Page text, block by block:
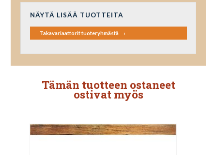
NÄYTÄ LISÄÄ TUOTTEITA
Takavariaattorit tuoteryhmästä
Tämän tuotteen ostaneet
ostivat myös